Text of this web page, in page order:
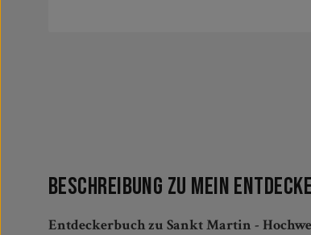
Beschreibung zu Mein
Entdeckerbuch zu Sankt Martin -